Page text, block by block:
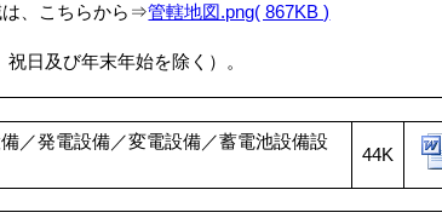
、こちらから⇒管轄地図.png( 867KB )
日及び年末年始を除く）。
／発電設備／変電設備／蓄電池設備設
44K